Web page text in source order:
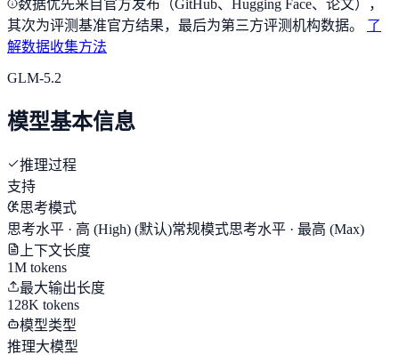
数据优先来自官方发布（GitHub、Hugging Face、论文），
其次为评测基准官方结果，最后为第三方评测机构数据。
了
解数据收集方法
GLM-5.2
模型基本信息
推理过程
支持
思考模式
思考水平 · 高 (High) (默认)常规模式思考水平 · 最高 (Max)
上下文长度
1M tokens
最大输出长度
128K tokens
模型类型
推理大模型